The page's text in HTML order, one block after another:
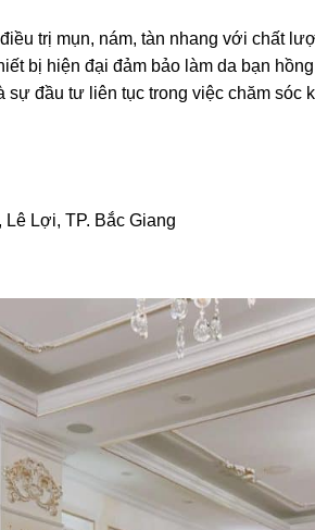
trị mụn, nám, tàn nhang với chất
bị hiện đại đảm bảo làm da bạn
đầu tư liên tục trong việc chăm sóc
Lê Lợi, TP. Bắc Giang